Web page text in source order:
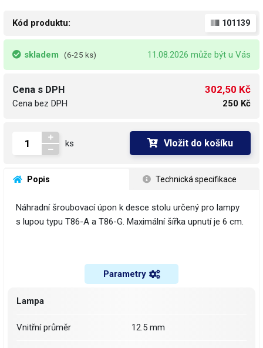
Kód produktu: 101139
skladem (6-25 ks) 11.08.2026 může být u Vás
Cena s DPH
Cena bez DPH
302,50 Kč
250 Kč
ks Vložit do košíku
Popis Technická specifikace
Náhradní šroubovací úpon k desce stolu určený pro lampy
s lupou typu T86-A a T86-G. Maximální šířka upnutí je 6 cm.
Parametry
Lampa
Vnitřní průměr 12.5 mm